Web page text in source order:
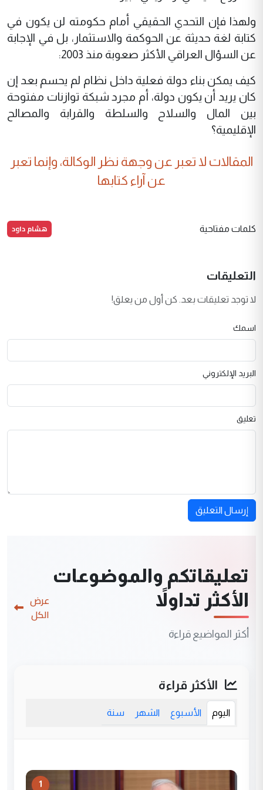
ولهذا فإن التحدي الحقيقي أمام حكومته لن يكون في
كتابة لغة حديثة عن الحوكمة والاستثمار، بل في الإجابة
عن السؤال العراقي الأكثر صعوبة منذ 2003:
كيف يمكن بناء دولة فعلية داخل نظام لم يحسم بعد إن
كان يريد أن يكون دولة، أم مجرد شبكة توازنات مفتوحة
بين المال والسلاح والسلطة والقرابة والمصالح
الإقليمية؟
المقالات لا تعبر عن وجهة نظر الوكالة، وإنما تعبر
عن آراء كتابها
كلمات مفتاحية هشام داود
التعليقات
لا توجد تعليقات بعد. كن أول من يعلق!
اسمك
البريد الإلكتروني
تعليق
إرسال التعليق
تعليقاتكم والموضوعات
الأكثر تداولاً
أكثر المواضيع قراءة
عرض
الكل
الأكثر قراءة
اليوم الأسبوع الشهر سنة
1